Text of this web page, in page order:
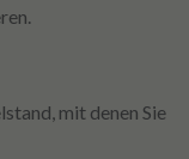
mit denen Sie